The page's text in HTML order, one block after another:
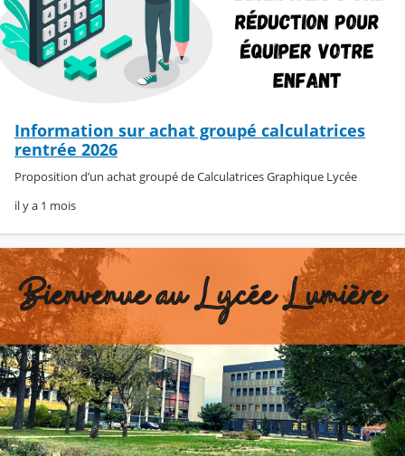
Information sur achat groupé calculatrices
rentrée 2026
Proposition d’un achat groupé de Calculatrices Graphique Lycée
il y a 1 mois